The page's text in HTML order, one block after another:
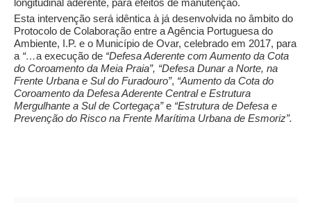
longitudinal aderente, para efeitos de manutenção.
Esta intervenção será idêntica à já desenvolvida no âmbito do
Protocolo de Colaboração entre a Agência Portuguesa do
Ambiente, I.P. e o Município de Ovar, celebrado em 2017, para
a “…a execução de “Defesa Aderente com Aumento da Cota
do Coroamento da Meia Praia”, “Defesa Dunar a Norte, na
Frente Urbana e Sul do Furadouro”, “Aumento da Cota do
Coroamento da Defesa Aderente Central e Estrutura
Mergulhante a Sul de Cortegaça”e “Estrutura de Defesa e
Prevenção do Risco na Frente Marítima Urbana de Esmoriz”.